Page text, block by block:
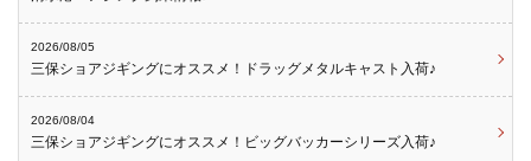
2026/08/05
三保ショアジギングにオススメ！ドラッグメタルキャスト入荷♪
2026/08/04
三保ショアジギングにオススメ！ビッグバッカーシリーズ入荷♪